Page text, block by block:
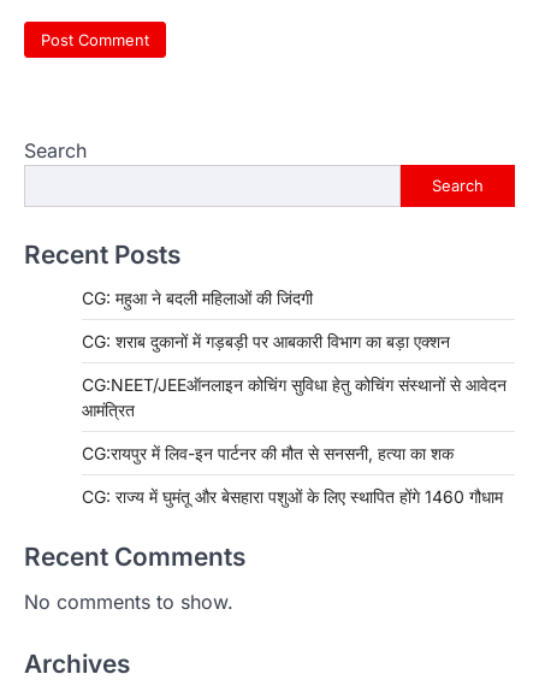
Search
Search
Recent Posts
CG: महुआ ने बदली महिलाओं की जिंदगी
CG: शराब दुकानों में गड़बड़ी पर आबकारी विभाग का बड़ा एक्शन
CG:NEET/JEEऑनलाइन कोचिंग सुविधा हेतु कोचिंग संस्थानों से आवेदन
आमंत्रित
CG:रायपुर में लिव-इन पार्टनर की मौत से सनसनी, हत्या का शक
CG: राज्य में घुमंतू और बेसहारा पशुओं के लिए स्थापित होंगे 1460 गौधाम
Recent Comments
No comments to show.
Archives